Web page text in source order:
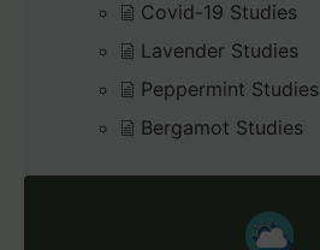
Covid-19 Studies
Lavender Studies
Peppermint Studies
Bergamot Studies